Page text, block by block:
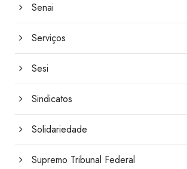
Senai
Serviços
Sesi
Sindicatos
Solidariedade
Supremo Tribunal Federal